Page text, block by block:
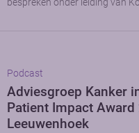
bespreken onder leiding van
Podcast
Adviesgroep Kanker
Patient Impact
Leeuwenhoek